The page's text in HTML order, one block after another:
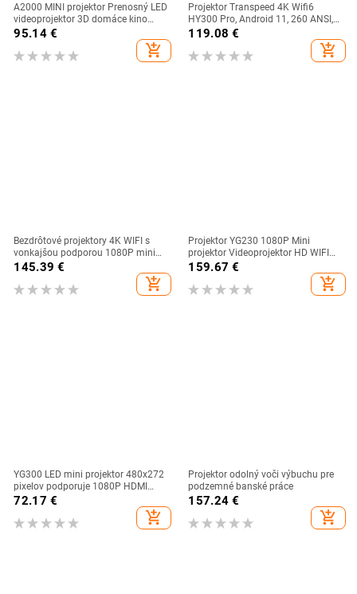
A2000 MINI projektor Prenosný LED
videoprojektor 3D domáce kino
herný laserový projektor Smart TV
95.14€
add_shopping_cart
Projektor Transpeed 4K Wifi6
HY300 Pro, Android 11, 260 ANSI,
duálny WIFI, Allwinner H713 BT5.0,
720P, domáce kino, vonkajšie,
prenosné
119.08 €
add_shopping_cart
Bezdrôtové projektory 4K WIFI s
vonkajšou podporou 1080P mini
projektory 360° domáce kino HDMI
SAMSUNG
145.39 €
add_shopping_cart
Projektor YG230 1080P Mini
projektor Videoprojektor HD WIFI
Projekcia Domáce video zariadenie
Podpora mobilného telefónu
Rovnaká obrazovka
159.67 €
add_shopping_cart
YG300 LED mini projektor 480x272
pixelov podporuje 1080P HDMI
kompatibilný USB audio prenosný
domáci mediálny video prehrávač
domáce kino
72.17 €
add_shopping_cart
Projektor odolný voči výbuchu pre
podzemné banské práce
157.24 €
add_shopping_cart